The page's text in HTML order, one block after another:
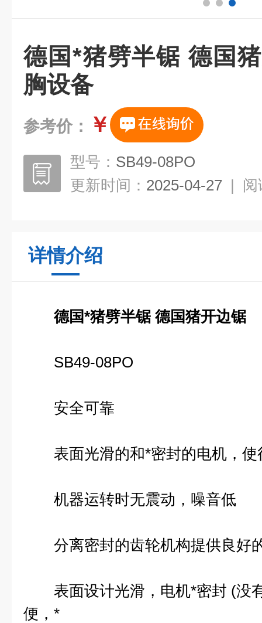
德国*猪劈半锯 德国
胸设备
参考价： ￥
型号： SB49-08PO
更新时间： 2025-04-27 | 阅
详情介绍
德国*猪劈半锯 德国猪开边锯
SB49-08PO
安全可靠
表面光滑的和*密封的电机，使
机器运转时无震动，噪音低
分离密封的齿轮机构提供良好
表面设计光滑，电机*密封 (没
便，*